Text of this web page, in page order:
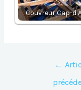
Couvreur Cap-d
Navigation
l’article
←